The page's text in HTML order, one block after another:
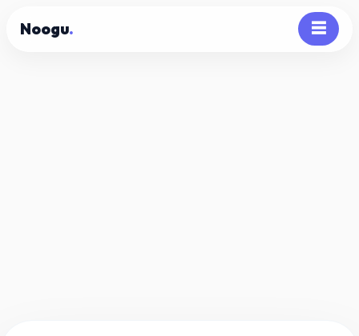
Noogu. ☰